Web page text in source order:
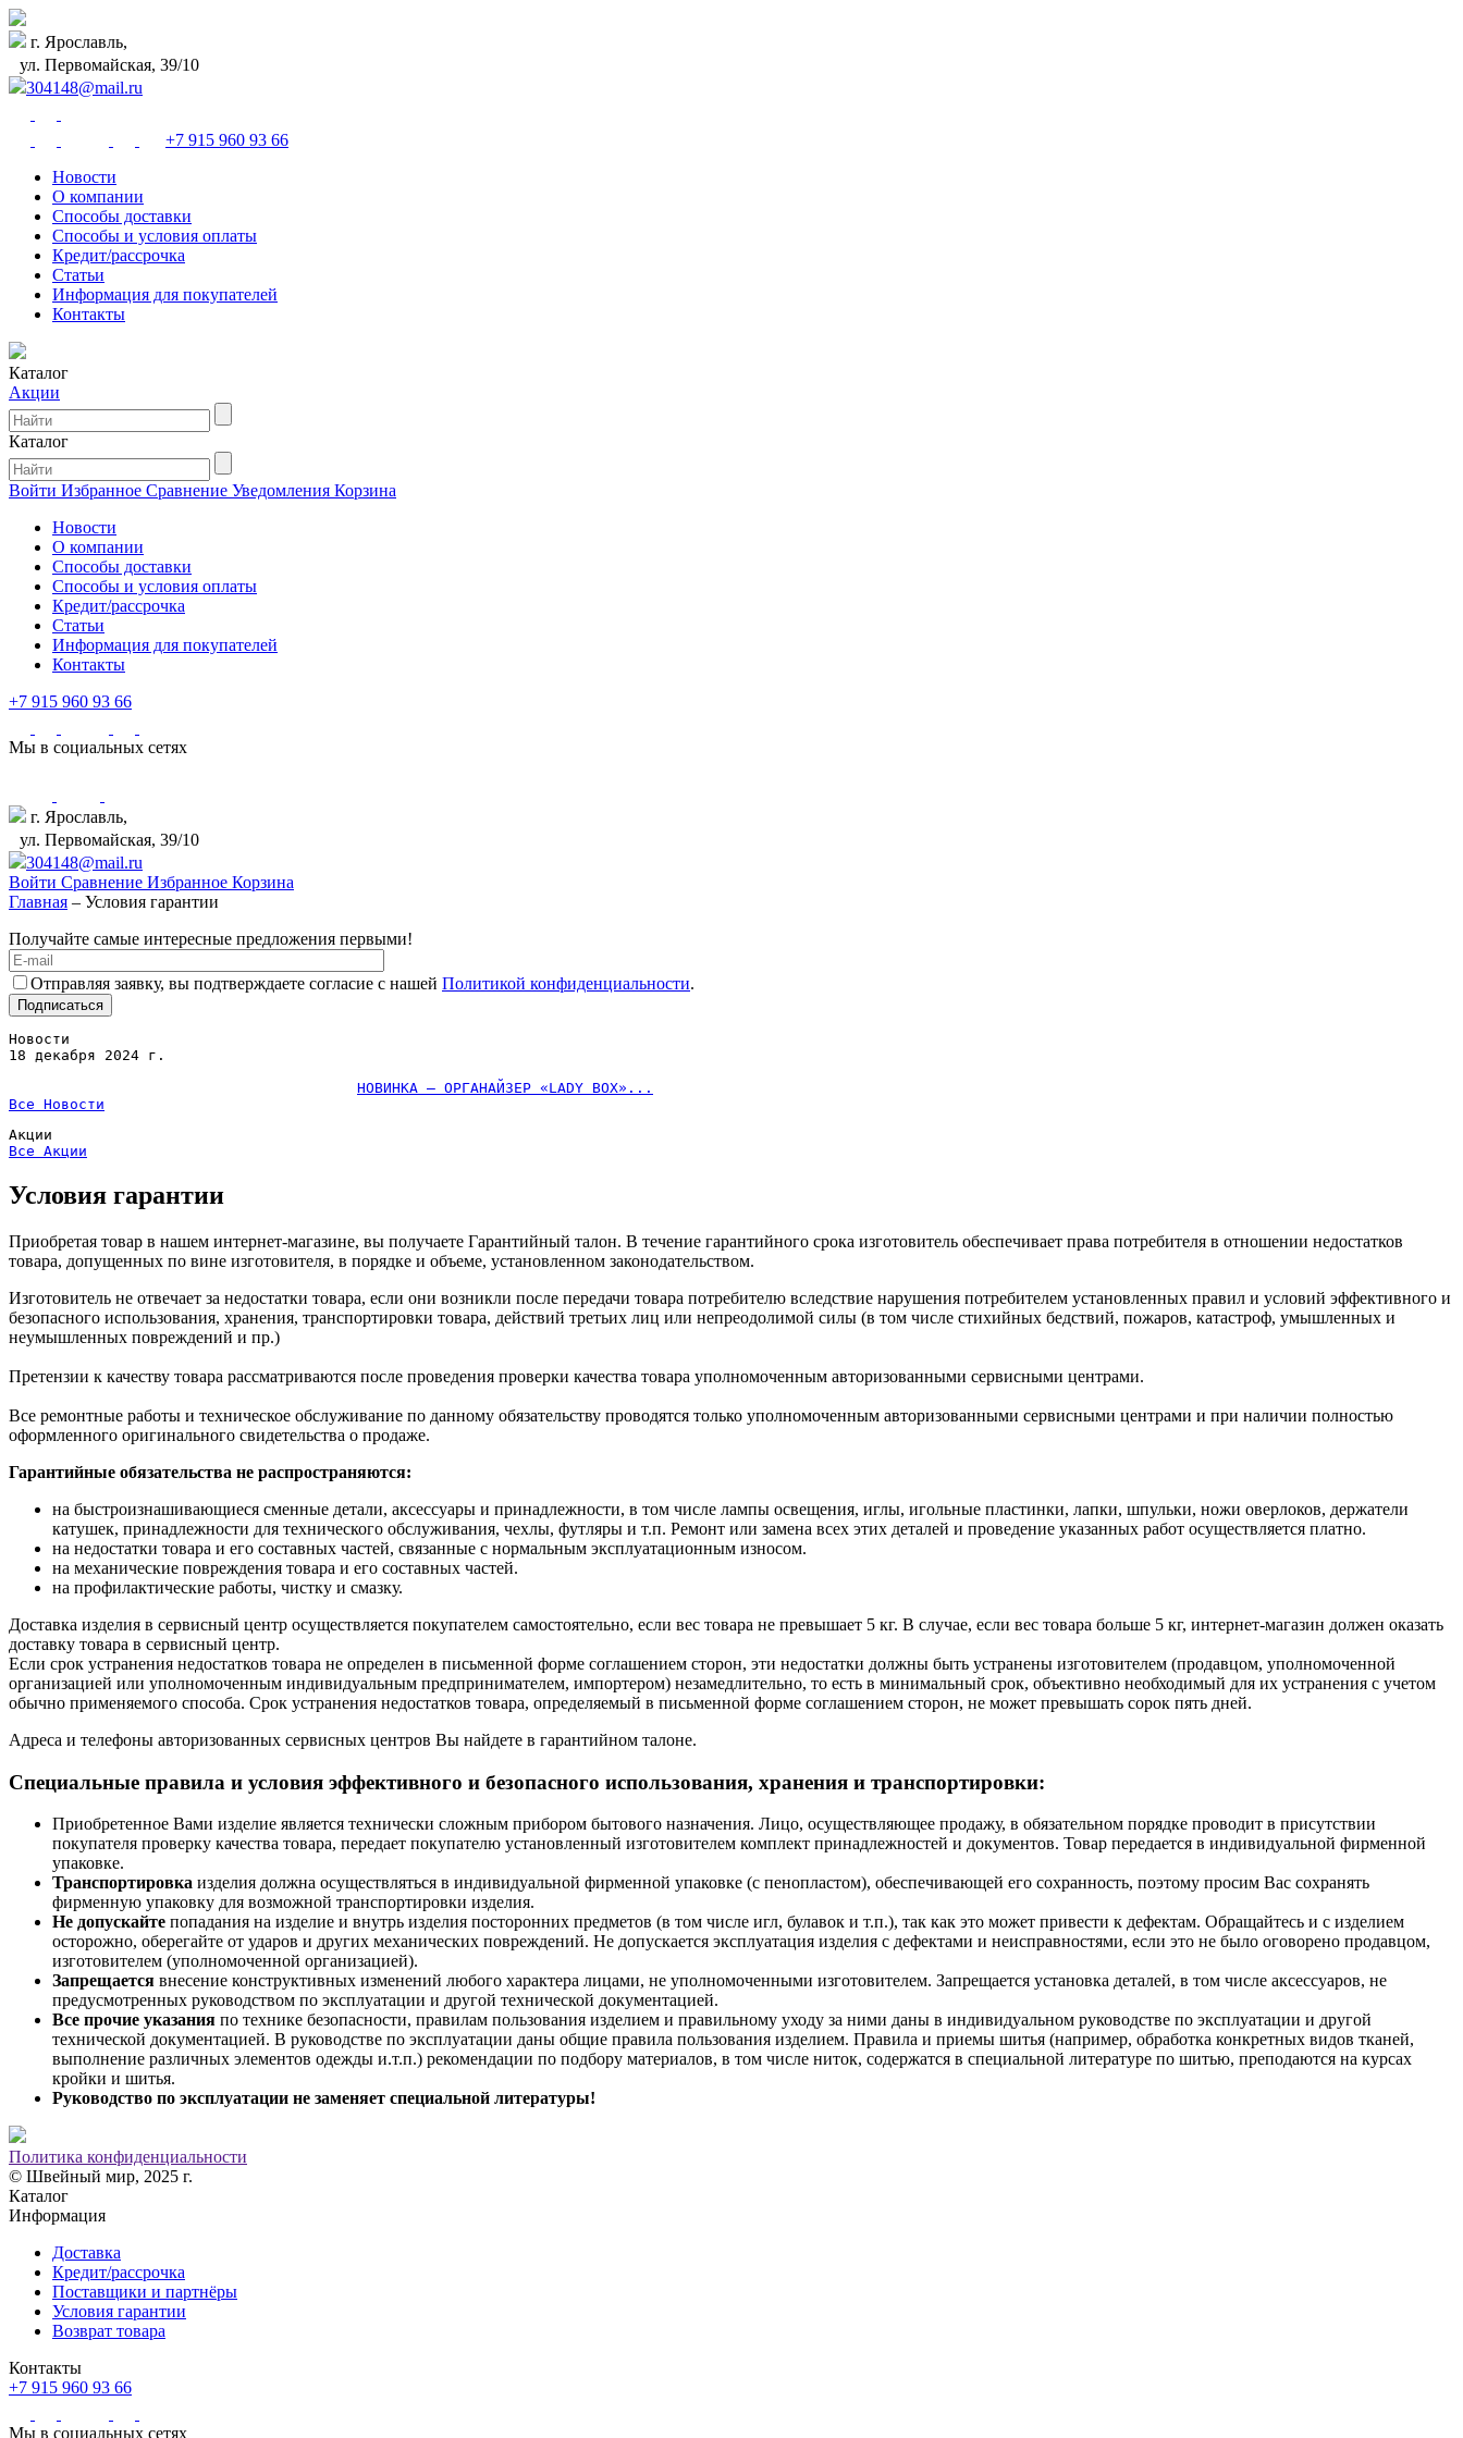
г. Ярославль,
ул. Первомайская, 39/10
304148@mail.ru
+7 915 960 93 66
Новости
О компании
Способы доставки
Способы и условия оплаты
Кредит/рассрочка
Статьи
Информация для покупателей
Контакты
Каталог
Акции
Каталог
Войти Избранное Сравнение Уведомления Корзина
Новости
О компании
Способы доставки
Способы и условия оплаты
Кредит/рассрочка
Статьи
Информация для покупателей
Контакты
+7 915 960 93 66
Мы в социальных сетях
г. Ярославль,
ул. Первомайская, 39/10
304148@mail.ru
Войти Сравнение Избранное Корзина
Главная – Условия гарантии
Получайте самые интересные предложения первыми!
Отправляя заявку, вы подтверждаете согласие с нашей Политикой конфиденциальности.
Новости
18 декабря 2024 г.
НОВИНКА — ОРГАНАЙЗЕР «LАDY BOX»...
Все Новости
Акции
Все Акции
Условия гарантии
Приобретая товар в нашем интернет-магазине, вы получаете Гарантийный талон. В течение гарантийного срока изготовитель обеспечивает права потребителя в отношении недостатков
товара, допущенных по вине изготовителя, в порядке и объеме, установленном законодательством.
Изготовитель не отвечает за недостатки товара, если они возникли после передачи товара потребителю вследствие нарушения потребителем установленных правил и условий эффективного и
безопасного использования, хранения, транспортировки товара, действий третьих лиц или непреодолимой силы (в том числе стихийных бедствий, пожаров, катастроф, умышленных и
неумышленных повреждений и пр.)
Претензии к качеству товара рассматриваются после проведения проверки качества товара уполномоченным авторизованными сервисными центрами.
Все ремонтные работы и техническое обслуживание по данному обязательству проводятся только уполномоченным авторизованными сервисными центрами и при наличии полностью
оформленного оригинального свидетельства о продаже.
Гарантийные обязательства не распространяются:
на быстроизнашивающиеся сменные детали, аксессуары и принадлежности, в том числе лампы освещения, иглы, игольные пластинки, лапки, шпульки, ножи оверлоков, держатели
катушек, принадлежности для технического обслуживания, чехлы, футляры и т.п. Ремонт или замена всех этих деталей и проведение указанных работ осуществляется платно.
на недостатки товара и его составных частей, связанные с нормальным эксплуатационным износом.
на механические повреждения товара и его составных частей.
на профилактические работы, чистку и смазку.
Доставка изделия в сервисный центр осуществляется покупателем самостоятельно, если вес товара не превышает 5 кг. В случае, если вес товара больше 5 кг, интернет-магазин должен оказать
доставку товара в сервисный центр.
Если срок устранения недостатков товара не определен в письменной форме соглашением сторон, эти недостатки должны быть устранены изготовителем (продавцом, уполномоченной
организацией или уполномоченным индивидуальным предпринимателем, импортером) незамедлительно, то есть в минимальный срок, объективно необходимый для их устранения с учетом
обычно применяемого способа. Срок устранения недостатков товара, определяемый в письменной форме соглашением сторон, не может превышать сорок пять дней.
Адреса и телефоны авторизованных сервисных центров Вы найдете в гарантийном талоне.
Специальные правила и условия эффективного и безопасного использования, хранения и транспортировки:
Приобретенное Вами изделие является технически сложным прибором бытового назначения. Лицо, осуществляющее продажу, в обязательном порядке проводит в присутствии
покупателя проверку качества товара, передает покупателю установленный изготовителем комплект принадлежностей и документов. Товар передается в индивидуальной фирменной
упаковке.
Транспортировка изделия должна осуществляться в индивидуальной фирменной упаковке (с пенопластом), обеспечивающей его сохранность, поэтому просим Вас сохранять
фирменную упаковку для возможной транспортировки изделия.
Не допускайте попадания на изделие и внутрь изделия посторонних предметов (в том числе игл, булавок и т.п.), так как это может привести к дефектам. Обращайтесь и с изделием
осторожно, оберегайте от ударов и других механических повреждений. Не допускается эксплуатация изделия с дефектами и неисправностями, если это не было оговорено продавцом,
изготовителем (уполномоченной организацией).
Запрещается внесение конструктивных изменений любого характера лицами, не уполномоченными изготовителем. Запрещается установка деталей, в том числе аксессуаров, не
предусмотренных руководством по эксплуатации и другой технической документацией.
Все прочие указания по технике безопасности, правилам пользования изделием и правильному уходу за ними даны в индивидуальном руководстве по эксплуатации и другой
технической документацией. В руководстве по эксплуатации даны общие правила пользования изделием. Правила и приемы шитья (например, обработка конкретных видов тканей,
выполнение различных элементов одежды и.т.п.) рекомендации по подбору материалов, в том числе ниток, содержатся в специальной литературе по шитью, преподаются на курсах
кройки и шитья.
Руководство по эксплуатации не заменяет специальной литературы!
Политика конфиденциальности
© Швейный мир, 2025 г.
Каталог
Информация
Доставка
Кредит/рассрочка
Поставщики и партнёры
Условия гарантии
Возврат товара
Контакты
+7 915 960 93 66
Мы в социальных сетях